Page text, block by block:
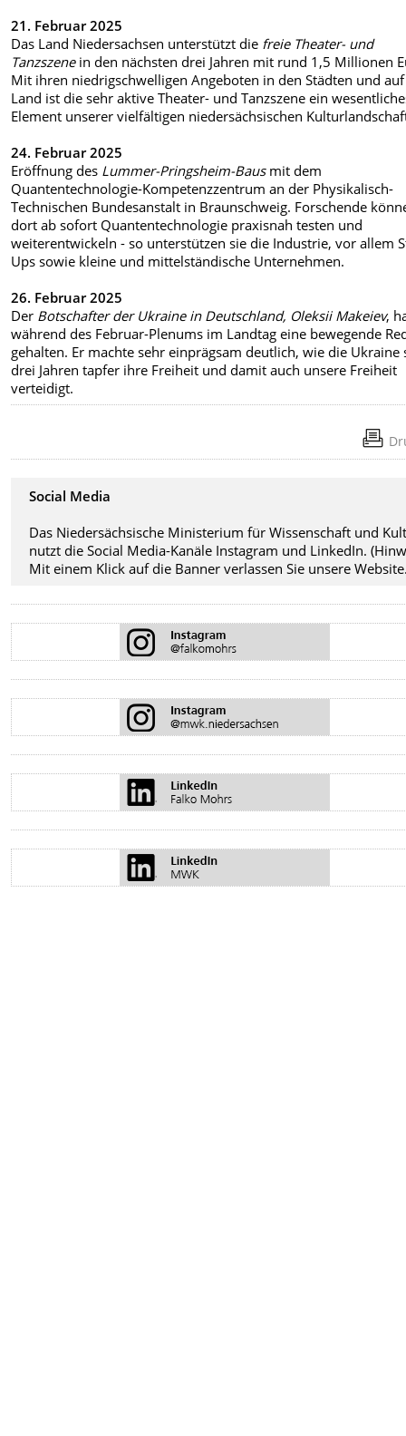
21. Februar 2025
Das Land Niedersachsen unterstützt die freie Theater- und
Tanzszenein den nächsten drei Jahren mit rund 1,5 Millionen
Mit ihren niedrigschwelligen Angeboten in den Städten und
Land ist die sehr aktive Theater- und Tanzszene ein
Element unserer vielfältigen niedersächsischen
24. Februar 2025
Eröffnung des Lummer-Pringsheim-Bausmit dem
Quantentechnologie-Kompetenzzentrum an der Physikalisch-
Technischen Bundesanstalt in Braunschweig. Forschende
dort ab sofort Quantentechnologie praxisnah testen und
weiterentwickeln - so unterstützen sie die Industrie, vor allem
Ups sowie kleine und mittelständische Unternehmen.
26. Februar 2025
Der Botschafter der Ukraine in Deutschland, Oleksii Makeiev,
während des Februar-Plenums im Landtag eine bewegende
gehalten. Er machte sehr einprägsam deutlich, wie die Ukraine
drei Jahren tapfer ihre Freiheit und damit auch unsere Freiheit
verteidigt.⁣
Social Media
Das Niedersächsische Ministerium für Wissenschaft und
nutzt die Social Media-Kanäle Instagram und LinkedIn.
Mit einem Klick auf die Banner verlassen Sie unsere